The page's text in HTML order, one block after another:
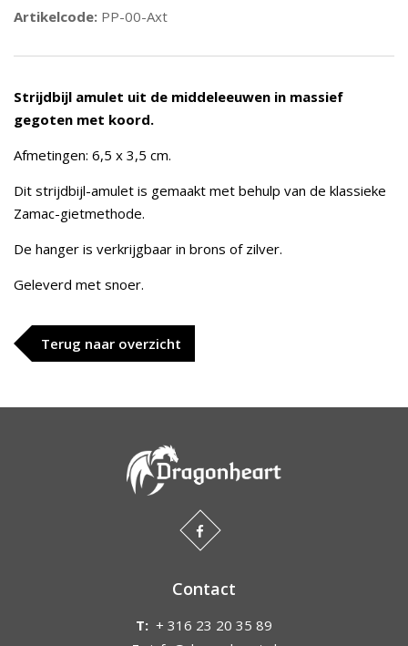
Artikelcode: PP-00-Axt
Strijdbijl amulet uit de middeleeuwen in massief
gegoten met koord.
Afmetingen: 6,5 x 3,5 cm.
Dit strijdbijl-amulet is gemaakt met behulp van de klassieke
Zamac-gietmethode.
De hanger is verkrijgbaar in brons of zilver.
Geleverd met snoer.
Terug naar overzicht
Contact
T: + 316 23 20 35 89